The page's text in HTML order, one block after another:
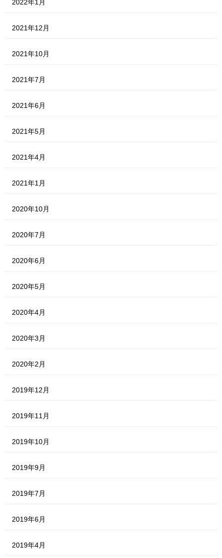
2022年1月
2021年12月
2021年10月
2021年7月
2021年6月
2021年5月
2021年4月
2021年1月
2020年10月
2020年7月
2020年6月
2020年5月
2020年4月
2020年3月
2020年2月
2019年12月
2019年11月
2019年10月
2019年9月
2019年7月
2019年6月
2019年4月